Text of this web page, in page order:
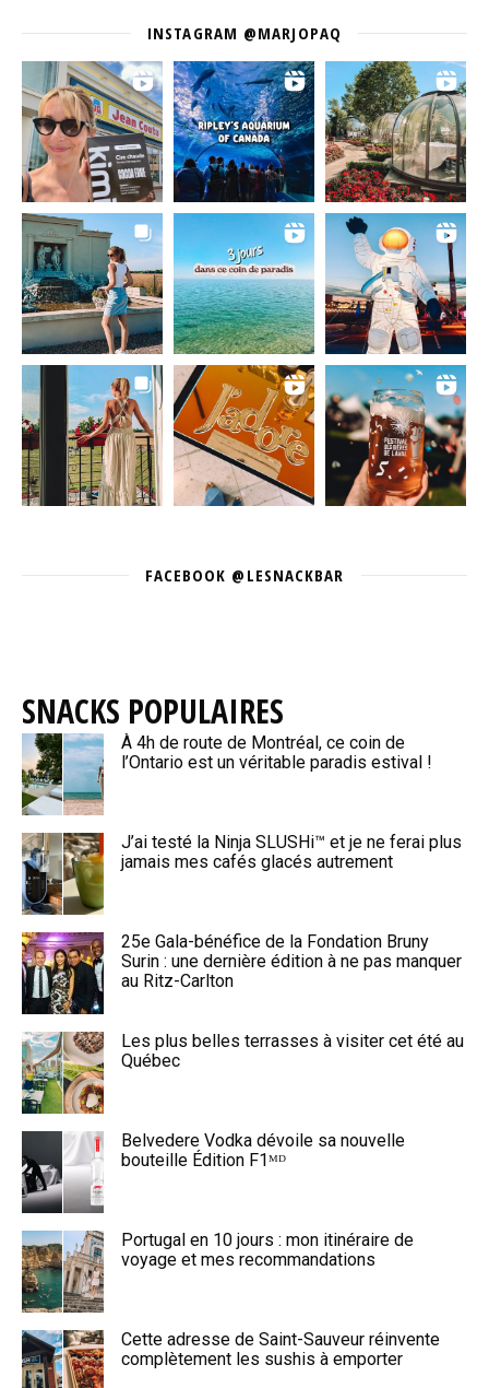
INSTAGRAM @MARJOPAQ
FACEBOOK @LESNACKBAR
SNACKS POPULAIRES
À 4h de route de Montréal, ce coin de
l’Ontario est un véritable paradis estival !
J’ai testé la Ninja SLUSHi™ et je ne ferai plus
jamais mes cafés glacés autrement
25e Gala-bénéfice de la Fondation Bruny
Surin : une dernière édition à ne pas manquer
au Ritz-Carlton
Les plus belles terrasses à visiter cet été au
Québec
Belvedere Vodka dévoile sa nouvelle
bouteille Édition F1ᴹᴰ
Portugal en 10 jours : mon itinéraire de
voyage et mes recommandations
Cette adresse de Saint-Sauveur réinvente
complètement les sushis à emporter